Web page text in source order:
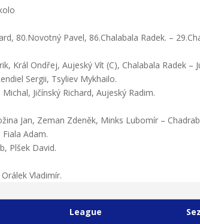
80.Novotný Pavel, 86.Chalabala Radek. –
Král Ondřej, Aujeský Vít (C), Chalabala Radek –
Sergii, Tsyliev Mykhailo.
Jičínský Richard, Aujeský Radim.
Jan, Zeman Zdeněk, Minks Lubomír –
Adam.
Plšek David.
Vladimír.
League